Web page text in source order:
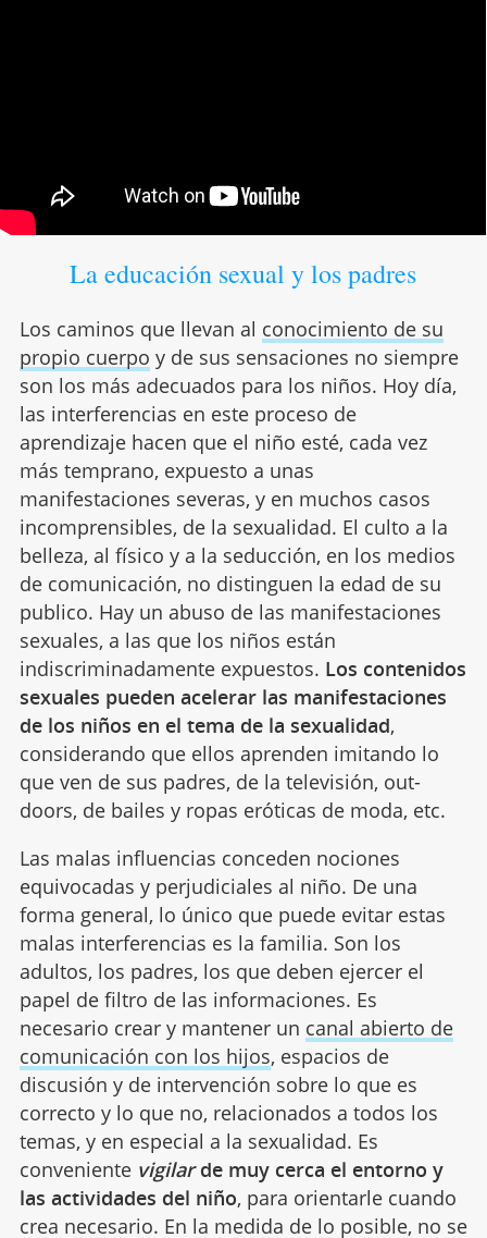
La educación sexual y los padres
Los caminos que llevan al conocimiento de su
propio cuerpo y de sus sensaciones no siempre
son los más adecuados para los niños. Hoy día,
las interferencias en este proceso de
aprendizaje hacen que el niño esté, cada vez
más temprano, expuesto a unas
manifestaciones severas, y en muchos casos
incomprensibles, de la sexualidad. El culto a la
belleza, al físico y a la seducción, en los medios
de comunicación, no distinguen la edad de su
publico. Hay un abuso de las manifestaciones
sexuales, a las que los niños están
indiscriminadamente expuestos. Los contenidos
sexuales pueden acelerar las manifestaciones
de los niños en el tema de la sexualidad,
considerando que ellos aprenden imitando lo
que ven de sus padres, de la televisión, out-
doors, de bailes y ropas eróticas de moda, etc.
Las malas influencias conceden nociones
equivocadas y perjudiciales al niño. De una
forma general, lo único que puede evitar estas
malas interferencias es la familia. Son los
adultos, los padres, los que deben ejercer el
papel de filtro de las informaciones. Es
necesario crear y mantener un canal abierto de
comunicación con los hijos, espacios de
discusión y de intervención sobre lo que es
correcto y lo que no, relacionados a todos los
temas, y en especial a la sexualidad. Es
conveniente vigilarde muy cerca el entorno y
las actividades del niño, para orientarle cuando
crea necesario. En la medida de lo posible, no se